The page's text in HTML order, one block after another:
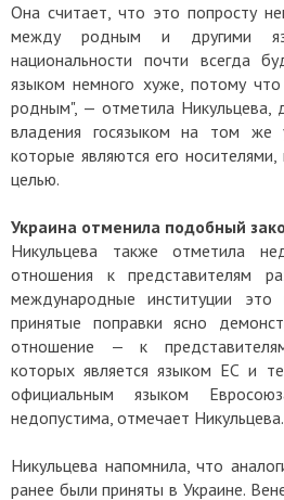
Она считает, что это попросту
между родным и другими
национальности почти всегда
языком немного хуже, потому
родным", — отметила Никульцева,
владения госязыком на том же
которые являются его
целью.
Украина отменила подобный
Никульцева также отметила
отношения к представителям
международные институции
принятые поправки ясно
отношение — к
которых является языком ЕС и
официальным языком
недопустима, отмечает Никульцева.
Никульцева напомнила, что
ранее были приняты в Украине.